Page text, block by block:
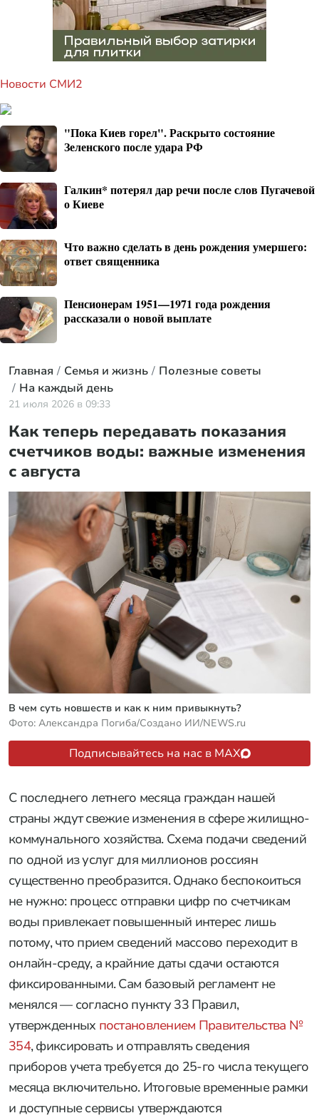
Новости СМИ2
"Пока Киев горел". Раскрыто состояние
Зеленского после удара РФ
Галкин* потерял дар речи после слов Пугачевой
о Киеве
Что важно сделать в день рождения умершего:
ответ священника
Пенсионерам 1951—1971 года рождения
рассказали о новой выплате
Главная Семья и жизнь
Полезные советы
На каждый день
21 июля 2026 в 09:33
Как теперь передавать показания
счетчиков воды: важные изменения
с августа
В чем суть новшеств и как к ним привыкнуть?
Фото: Александра Погиба/Создано ИИ/NEWS.ru
Подписывайтесь на нас в MAX
С последнего летнего месяца граждан нашей
страны ждут свежие изменения в сфере жилищно-
коммунального хозяйства. Схема подачи сведений
по одной из услуг для миллионов россиян
существенно преобразится. Однако беспокоиться
не нужно: процесс отправки цифр по счетчикам
воды привлекает повышенный интерес лишь
потому, что прием сведений массово переходит в
онлайн-среду, а крайние даты сдачи остаются
фиксированными. Сам базовый регламент не
менялся — согласно пункту 33 Правил,
утвержденных постановлением Правительства №
354, фиксировать и отправлять сведения
приборов учета требуется до 25-го числа текущего
месяца включительно. Итоговые временные рамки
и доступные сервисы утверждаются